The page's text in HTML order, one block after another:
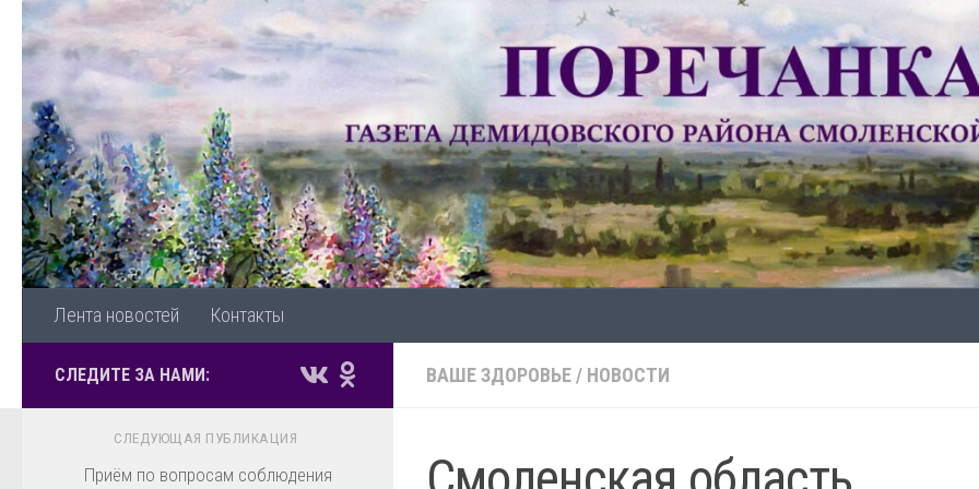
Перейти к содержимому
Лента новостей Контакты
ВАШЕ ЗДОРОВЬЕ/ НОВОСТИ
СЛЕДИТЕ ЗА НАМИ:
СЛЕДУЮЩАЯ ПУБЛИКАЦИЯ
Приём по вопросам соблюдения